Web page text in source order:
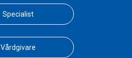
Specialist
Vårdgivare